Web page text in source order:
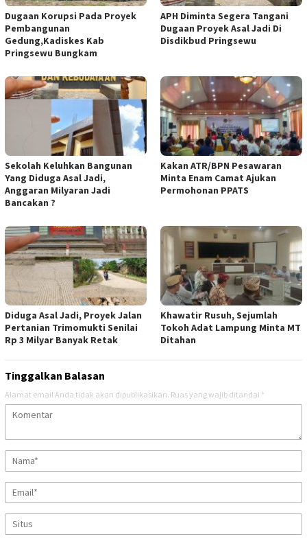
Dugaan Korupsi Pada Proyek
Pembangunan
Gedung,Kadiskes Kab
Pringsewu Bungkam
APH Diminta Segera Tangani
Dugaan Proyek Asal Jadi Di
Disdikbud Pringsewu
Sekolah Keluhkan Bangunan
Yang Diduga Asal Jadi,
Anggaran Milyaran Jadi
Bancakan ?
Kakan ATR/BPN Pesawaran
Minta Enam Camat Ajukan
Permohonan PPATS
Diduga Asal Jadi, Proyek Jalan
Pertanian Trimomukti Senilai
Rp 3 Milyar Banyak Retak
Khawatir Rusuh, Sejumlah
Tokoh Adat Lampung Minta MT
Ditahan
Tinggalkan Balasan
Alamat email Anda tidak akan dipublikasikan. Ruas yang wajib ditandai *